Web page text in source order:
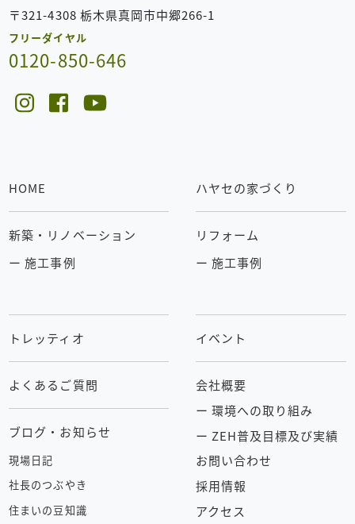
〒321-4308 栃木県真岡市中郷266-1
フリーダイヤル
0120-850-646
HOME
新築・リノベーション
ー 施工事例
トレッティオ
よくあるご質問
ブログ・お知らせ
現場日記
社長のつぶやき
住まいの豆知識
ハヤセの家づくり
リフォーム
ー 施工事例
イベント
会社概要
ー 環境への取り組み
ー ZEH普及目標及び実績
お問い合わせ
採用情報
アクセス